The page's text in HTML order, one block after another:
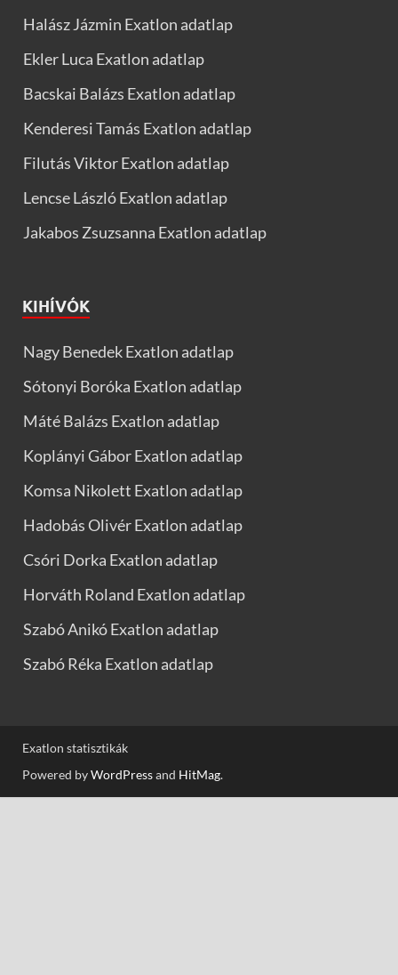
Halász Jázmin Exatlon adatlap
Ekler Luca Exatlon adatlap
Bacskai Balázs Exatlon adatlap
Kenderesi Tamás Exatlon adatlap
Filutás Viktor Exatlon adatlap
Lencse László Exatlon adatlap
Jakabos Zsuzsanna Exatlon adatlap
KIHÍVÓK
Nagy Benedek Exatlon adatlap
Sótonyi Boróka Exatlon adatlap
Máté Balázs Exatlon adatlap
Koplányi Gábor Exatlon adatlap
Komsa Nikolett Exatlon adatlap
Hadobás Olivér Exatlon adatlap
Csóri Dorka Exatlon adatlap
Horváth Roland Exatlon adatlap
Szabó Anikó Exatlon adatlap
Szabó Réka Exatlon adatlap
Exatlon statisztikák
Powered byWordPressand HitMag.